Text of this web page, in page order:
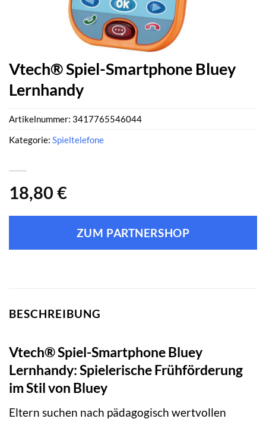
Vtech® Spiel-Smartphone Bluey
Lernhandy
18,80 €
ZUM PARTNERSHOP
Artikelnummer: 3417765546044
Kategorie: Spieltelefone
BESCHREIBUNG
Vtech® Spiel-Smartphone Bluey
Lernhandy: Spielerische Frühförderung
im Stil von Bluey
Eltern suchen nach pädagogisch wertvollen